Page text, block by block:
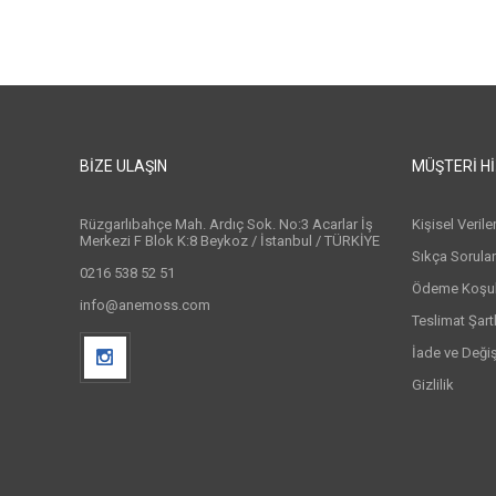
BIZE ULAŞIN
Rüzgarlıbahçe Mah. Ardıç Sok. No:3 Acarlar İş
Merkezi F Blok K:8 Beykoz / İstanbul / TÜRKİYE
0216 538 52 51
info@anemoss.com
MÜŞTERI
Kişisel
Sıkça
Ödeme
Teslimat
İade ve
Gizlilik